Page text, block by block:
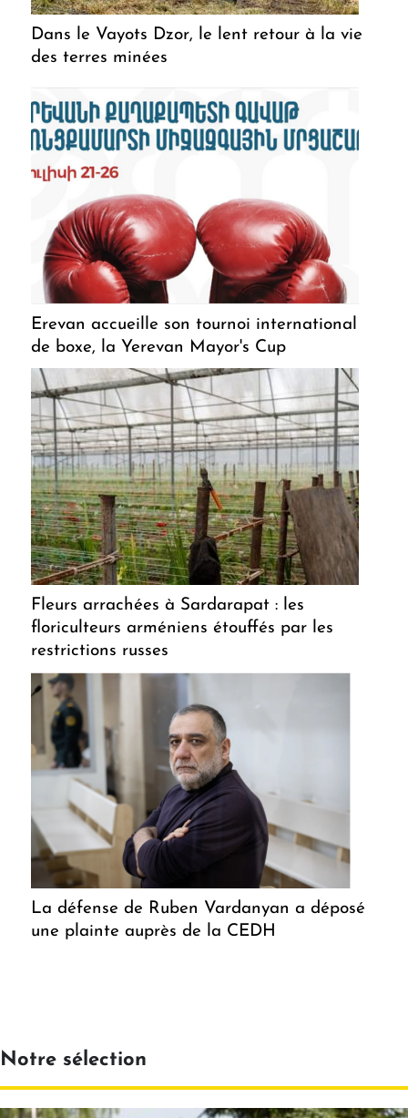
Dans le Vayots Dzor, le lent retour à la vie
des terres minées
Erevan accueille son tournoi international
de boxe, la Yerevan Mayor's Cup
Fleurs arrachées à Sardarapat : les
floriculteurs arméniens étouffés par les
restrictions russes
La défense de Ruben Vardanyan a déposé
une plainte auprès de la CEDH
Notre sélection